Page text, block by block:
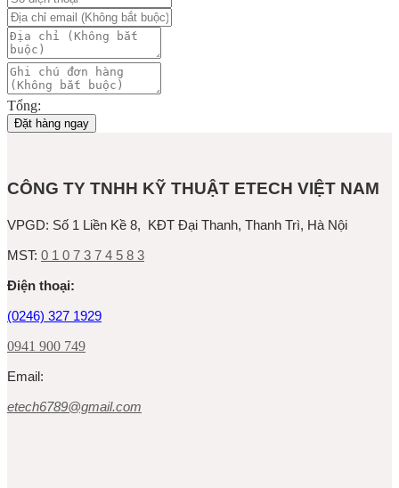
Tổng:
Đặt hàng ngay
CÔNG TY TNHH KỸ THUẬT ETECH VIỆT NAM
VPGD: Số 1 Liền Kề 8, KĐT Đại Thanh, Thanh Trì, Hà Nội
MST: 0 1 0 7 3 7 4 5 8 3
Ðiện thoại:
(0246) 327 1929
0941 900 749
Email:
etech6789@gmail.com